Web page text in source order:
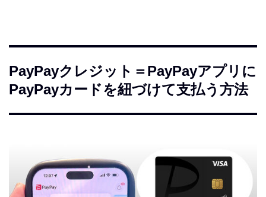
PayPayクレジット＝PayPayアプリに
PayPayカードを紐づけて支払う方法